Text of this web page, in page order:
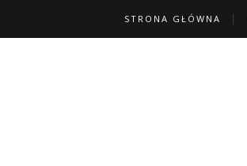
STRONA GŁÓWNA